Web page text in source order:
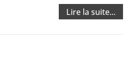
Lire la suite...